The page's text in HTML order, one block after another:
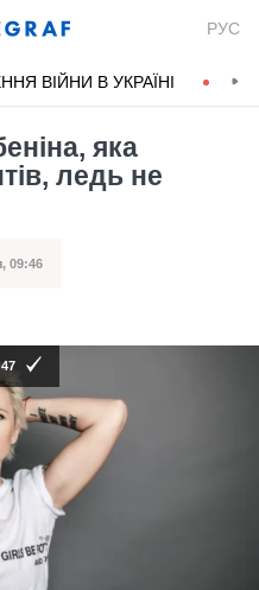
РУС
ВІЙНИ В УКРАЇНІ
яка
ледь не
09:46